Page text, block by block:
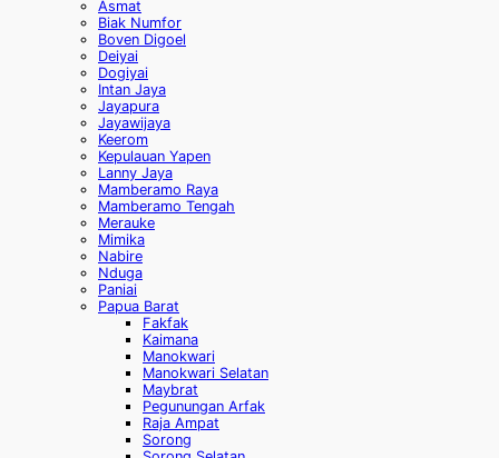
Asmat
Biak Numfor
Boven Digoel
Deiyai
Dogiyai
Intan Jaya
Jayapura
Jayawijaya
Keerom
Kepulauan Yapen
Lanny Jaya
Mamberamo Raya
Mamberamo Tengah
Merauke
Mimika
Nabire
Nduga
Paniai
Papua Barat
Fakfak
Kaimana
Manokwari
Manokwari Selatan
Maybrat
Pegunungan Arfak
Raja Ampat
Sorong